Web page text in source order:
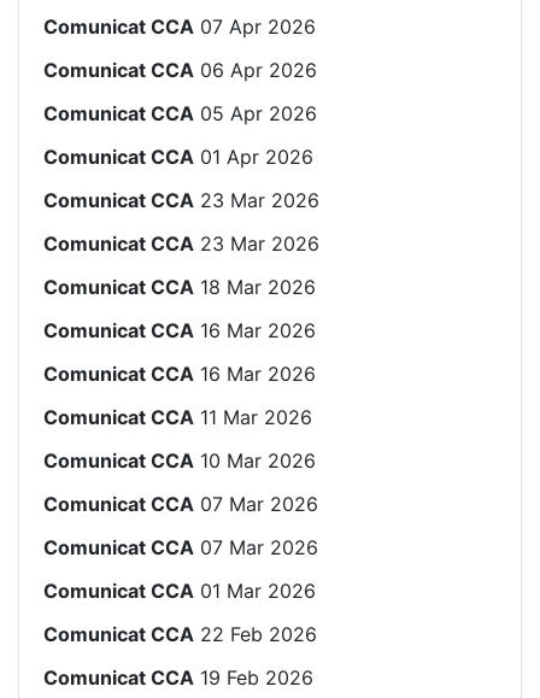
Comunicat CCA 07 Apr 2026
Comunicat CCA 06 Apr 2026
Comunicat CCA 05 Apr 2026
Comunicat CCA 01 Apr 2026
Comunicat CCA 23 Mar 2026
Comunicat CCA 23 Mar 2026
Comunicat CCA 18 Mar 2026
Comunicat CCA 16 Mar 2026
Comunicat CCA 16 Mar 2026
Comunicat CCA 11 Mar 2026
Comunicat CCA 10 Mar 2026
Comunicat CCA 07 Mar 2026
Comunicat CCA 07 Mar 2026
Comunicat CCA 01 Mar 2026
Comunicat CCA 22 Feb 2026
Comunicat CCA 19 Feb 2026